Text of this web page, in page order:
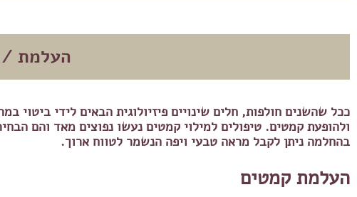
העלמת /
ככל שהשנים חולפות, חלים שינויים פיזיולוגית הבאים לידי ביטוי
ולהופעת קמטים. טיפולים למילוי קמטים נעשו נפוצים מאד והם
בהחלמה ניתן לקבל מראה טבעי ויפה הנשמר לטווח ארוך.
העלמת קמטים